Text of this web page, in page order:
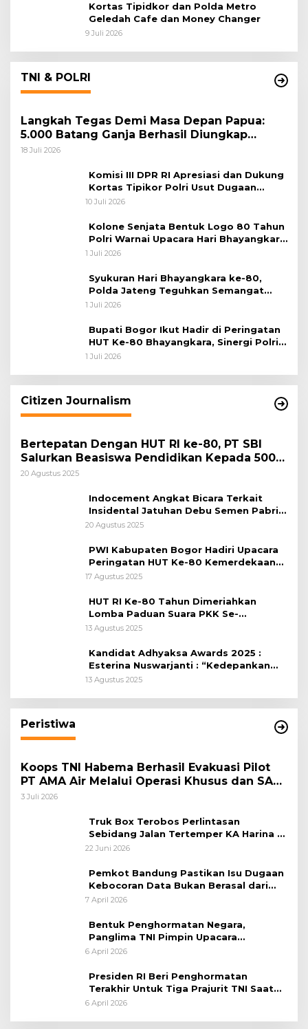
Kortas Tipidkor dan Polda Metro
Geledah Cafe dan Money Changer
9 Juli 2026
TNI & POLRI
Langkah Tegas Demi Masa Depan Papua:
5.000 Batang Ganja Berhasil Diungkap
Koops TNI Habema
18 Juli 2026
Komisi III DPR RI Apresiasi dan Dukung
Kortas Tipikor Polri Usut Dugaan
Korupsi Batu Bara
10 Juli 2026
Kolone Senjata Bentuk Logo 80 Tahun
Polri Warnai Upacara Hari Bhayangkara
ke-80
1 Juli 2026
Syukuran Hari Bhayangkara ke-80,
Polda Jateng Teguhkan Semangat
Pengabdian dan Pererat Kebersamaan
1 Juli 2026
Bupati Bogor Ikut Hadir di Peringatan
HUT Ke-80 Bhayangkara, Sinergi Polri
dan Pemkab Bogor Jadi Kunci Menjaga
1 Juli 2026
Citizen Journalism
Bertepatan Dengan HUT RI ke-80, PT SBI
Salurkan Beasiswa Pendidikan Kepada 500
Pelajar
20 Agustus 2025
Indocement Angkat Bicara Terkait
Insidental Jatuhan Debu Semen Pabrik
Citeureup
20 Agustus 2025
PWI Kabupaten Bogor Hadiri Upacara
Peringatan HUT Ke-80 Kemerdekaan
RI, di Lapangan Tegar Beriman
17 Agustus 2025
HUT RI Ke-80 Tahun Dimeriahkan
Lomba Paduan Suara PKK Se-
Kabupaten Bogor
13 Agustus 2025
Kandidat Adhyaksa Awards 2025 :
Esterina Nuswarjanti : “Kedepankan
Keadilan Restoratif Wujudkan
13 Agustus 2025
Peristiwa
Koops TNI Habema Berhasil Evakuasi Pilot
PT AMA Air Melalui Operasi Khusus dan SAR
Taktis
3 Juli 2026
Truk Box Terobos Perlintasan
Sebidang Jalan Tertemper KA Harina di
Jalan Stasiun Poncol-Jrakah Semarang
22 Juni 2026
Pemkot Bandung Pastikan Isu Dugaan
Kebocoran Data Bukan Berasal dari
Server Disdukcapil
7 April 2026
Bentuk Penghormatan Negara,
Panglima TNI Pimpin Upacara
Pemakaman Militer
6 April 2026
Presiden RI Beri Penghormatan
Terakhir Untuk Tiga Prajurit TNI Saat
Persemayaman di Bandara Soekarno-
6 April 2026